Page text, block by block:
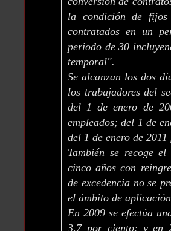
la condición de fijos
contratados en un
periodo de 30
temporal".
Se alcanzan los dos
los trabajadores del
del 1 de enero de
empleados; del 1 de
del 1 de enero de
También se recoge
cinco años con
de excedencia no se
el ámbito de
En 2009 se efectúa
3,7 por ciento; y en